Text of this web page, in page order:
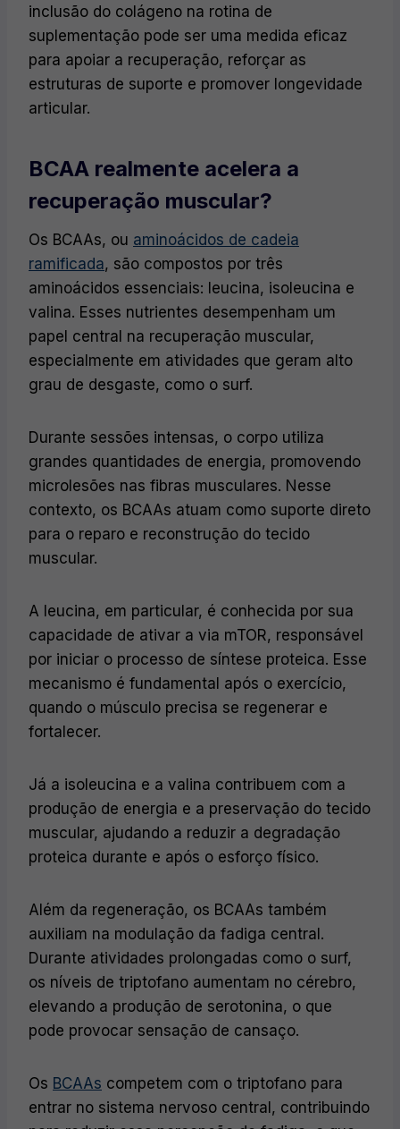
inclusão do colágeno na rotina de
suplementação pode ser uma medida eficaz
para apoiar a recuperação, reforçar as
estruturas de suporte e promover longevidade
articular.
BCAA realmente acelera a
recuperação muscular?
Os BCAAs, ou aminoácidos de cadeia
ramificada, são compostos por três
aminoácidos essenciais: leucina, isoleucina e
valina. Esses nutrientes desempenham um
papel central na recuperação muscular,
especialmente em atividades que geram alto
grau de desgaste, como o surf.
Durante sessões intensas, o corpo utiliza
grandes quantidades de energia, promovendo
microlesões nas fibras musculares. Nesse
contexto, os BCAAs atuam como suporte direto
para o reparo e reconstrução do tecido
muscular.
A leucina, em particular, é conhecida por sua
capacidade de ativar a via mTOR, responsável
por iniciar o processo de síntese proteica. Esse
mecanismo é fundamental após o exercício,
quando o músculo precisa se regenerar e
fortalecer.
Já a isoleucina e a valina contribuem com a
produção de energia e a preservação do tecido
muscular, ajudando a reduzir a degradação
proteica durante e após o esforço físico.
Além da regeneração, os BCAAs também
auxiliam na modulação da fadiga central.
Durante atividades prolongadas como o surf,
os níveis de triptofano aumentam no cérebro,
elevando a produção de serotonina, o que
pode provocar sensação de cansaço.
Os BCAAs competem com o triptofano para
entrar no sistema nervoso central, contribuindo